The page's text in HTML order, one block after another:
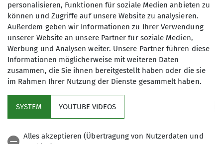
meine in das Kontaktformular eingegebenen
Daten elektronisch gesichert und zum Zweck
der Kontaktaufnahme verarbeitet und
genutzt werden. Mir ist bekannt, dass ich
meine Einwilligung jederzeit wiederrufen
kann. *
Mit (*) markierte Felder
sind Pflichtfelder
personalisieren, Funktionen für soziale Medien anbieten zu
können und Zugriffe auf unsere Website zu analysieren.
Außerdem geben wir Informationen zu Ihrer Verwendung
unserer Website an unsere Partner für soziale Medien,
Werbung und Analysen weiter. Unsere Partner führen diese
Informationen möglicherweise mit weiteren Daten
zusammen, die Sie ihnen bereitgestellt haben oder die sie
im Rahmen Ihrer Nutzung der Dienste gesammelt haben.
SYSTEM YOUTUBE VIDEOS
Alles akzeptieren (Übertragung von Nutzerdaten und